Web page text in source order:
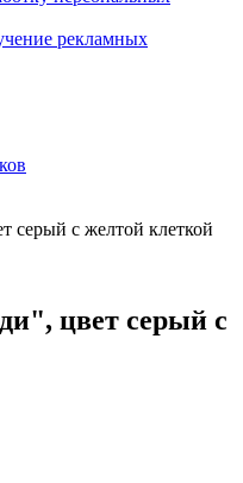
рекламных
серый с желтой клеткой
цвет серый с